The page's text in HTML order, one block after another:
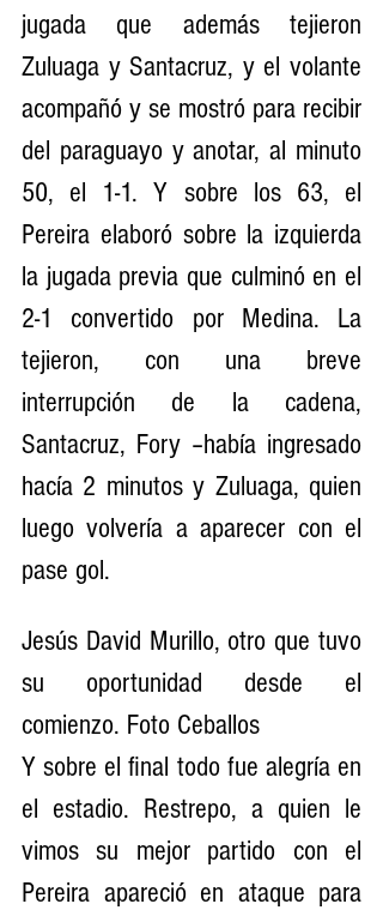
jugada que además tejieron
Zuluaga y Santacruz, y el volante
acompañó y se mostró para recibir
del paraguayo y anotar, al minuto
50, el 1-1. Y sobre los 63, el
Pereira elaboró sobre la izquierda
la jugada previa que culminó en el
2-1 convertido por Medina. La
tejieron, con una breve
interrupción de la cadena,
Santacruz, Fory –había ingresado
hacía 2 minutos y Zuluaga, quien
luego volvería a aparecer con el
pase gol.
Jesús David Murillo, otro que tuvo
su oportunidad desde el
comienzo. Foto Ceballos
Y sobre el final todo fue alegría en
el estadio. Restrepo, a quien le
vimos su mejor partido con el
Pereira apareció en ataque para